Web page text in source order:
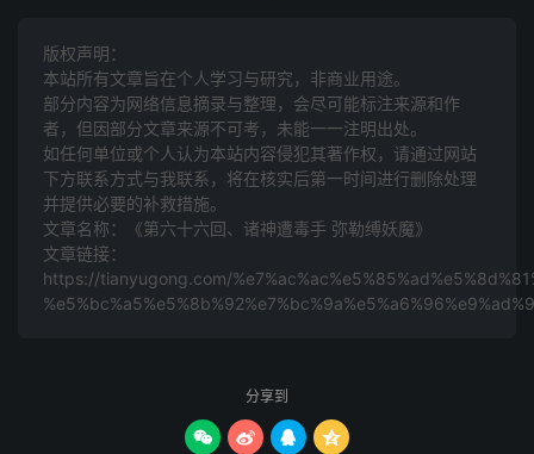
谛，比丘圣僧排列，以为真佛，倒身才拜，忽被他拿住绑
了。我又失于防闲，被他抛一副金铙，将我罩在里面，无纤
毫之缝，口合如钳。甚亏金头揭谛请奏玉帝，钦差二十八
宿，当夜下界，掀揭不起。幸得亢金龙将角透入铙内，将我
度出，被我打碎金铙，惊醒怪物。赶战之间，又被撒一个白
布搭包儿，将我与二十八宿并五方揭谛，尽皆装去，复用绳
捆了。是我当夜脱逃，救了星辰等众与我唐僧等。后为找寻
衣钵，又惊醒那妖，与天兵赶战。那怪又拿出搭包儿，理弄
之时，我却知道前音，遂走了，众等被他依然装去。我无计
发跣足，踏腾蛇神龟，领五雷神将、巨虬狮子、猛兽毒龙，
收降东北方黑气妖氛，乃奉元始天尊符召。今日静享武当
版权声明：
本站所有文章旨在个人学习与研究，非商业用途。
部分内容为网络信息摘录与整理，会尽可能标注来源和作
者，但因部分文章来源不可考，未能一一注明出处。
如任何单位或个人认为本站内容侵犯其著作权，请通过网站
下方联系方式与我联系​​，将在核实后第一时间进行删除处理
并提供必要的补救措施。
文章名称：《第六十六回、诸神遭毒手 弥勒缚妖魔》
文章链接：
https://tianyugong.com/
分享到
   